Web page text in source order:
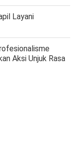
Layani
Aksi Unjuk Rasa